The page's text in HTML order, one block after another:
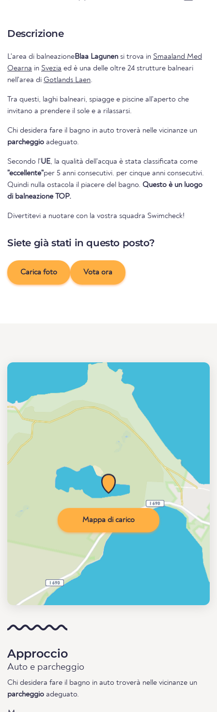
Descrizione
L'area di balneazioneBlaa Lagunen si trova in Smaaland Med
Oearna in Svezia ed è una delle oltre 24 strutture balneari
nell'area di Gotlands Laen.
Tra questi, laghi balneari, spiagge e piscine all'aperto che
invitano a prendere il sole e a rilassarsi.
Chi desidera fare il bagno in auto troverà nelle vicinanze un
parcheggio adeguato.
Secondo l'UE, la qualità dell'acqua è stata classificata come
"eccellente"per 5 anni consecutivi. per cinque anni consecutivi.
Quindi nulla ostacola il piacere del bagno. Questo è un luogo
di balneazione TOP.
Divertitevi a nuotare con la vostra squadra Swimcheck!
Siete già stati in questo posto?
Carica foto Vota ora
Mappa di carico
Approccio
Auto e parcheggio
Chi desidera fare il bagno in auto troverà nelle vicinanze un
parcheggio adeguato.